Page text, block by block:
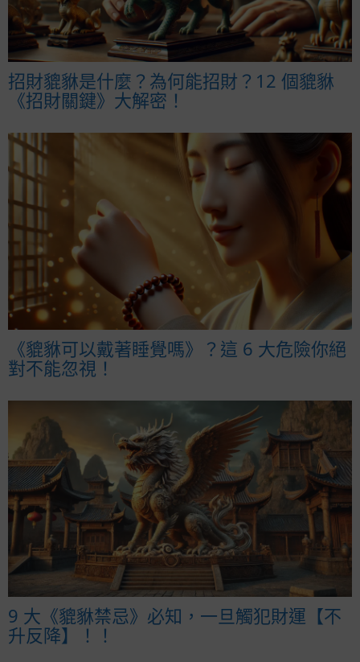
招財貔貅是什麼？為何能招財？12 個貔貅
《招財關鍵》大解密！
《貔貅可以戴著睡覺嗎》？這 6 大危險你絕
對不能忽視！
9 大《貔貅禁忌》必知，一旦觸犯財運【不
升反降】！！